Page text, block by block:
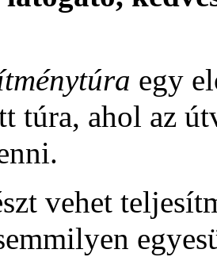
egy
túra, ahol az
vehet